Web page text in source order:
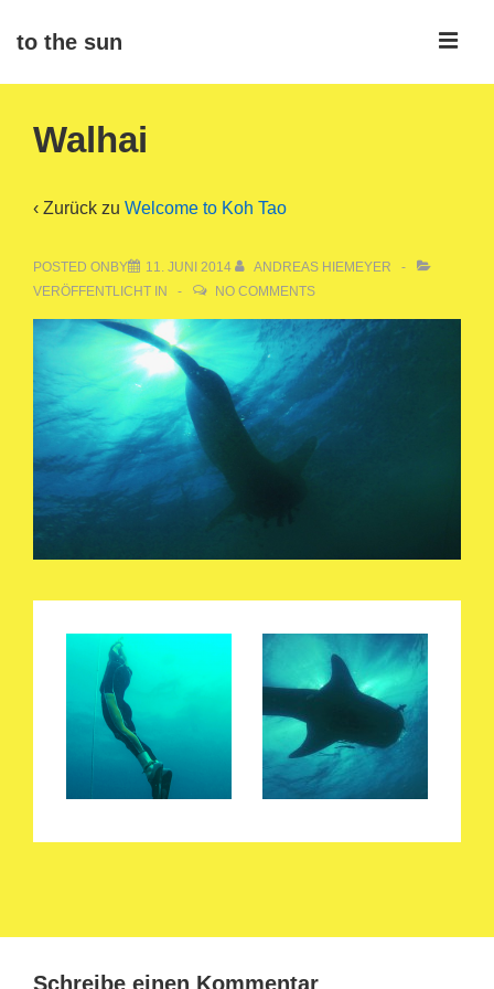
Zumto the sun
Navigation
Walhai
‹ Zurück zu Welcome to Koh Tao
POSTED ONBY 11. JUNI 2014
ANDREAS HIEMEYER
VERÖFFENTLICHT IN
NO COMMENTS
Schreibe einen Kommentar